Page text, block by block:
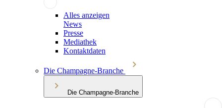
Alles anzeigen
News
Presse
Mediathek
Kontaktdaten
Die Champagne-Branche
Die Champagne-Branche